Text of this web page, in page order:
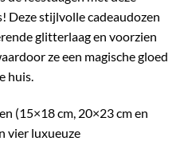
Deze stijlvolle cadeaudozen
glitterlaag en voorzien
ze een magische gloed
huis.
(15×18 cm, 20×23 cm en
vier luxueuze